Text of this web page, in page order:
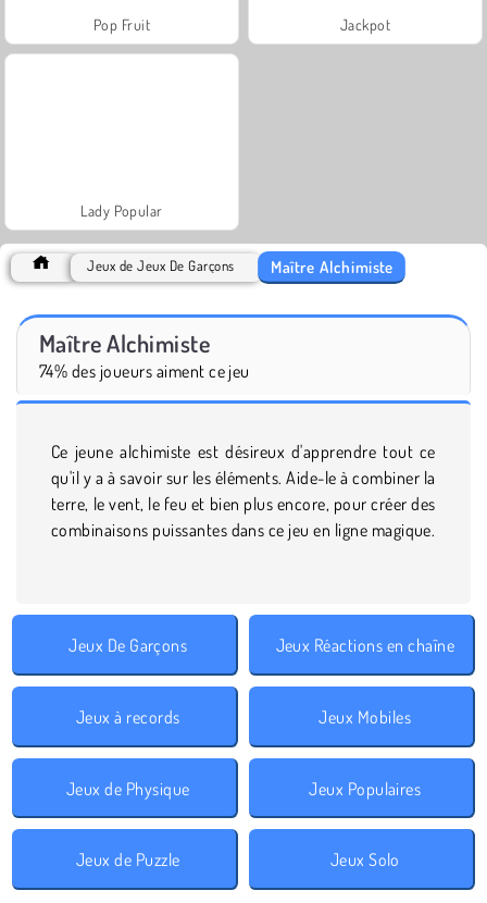
Pop Fruit Jackpot
Lady Popular
Jeux de Jeux De Garçons Maître Alchimiste
Maître Alchimiste
74% des joueurs aiment ce jeu
Ce jeune alchimiste est désireux d'apprendre tout ce
qu'il y a à savoir sur les éléments. Aide-le à combiner la
terre, le vent, le feu et bien plus encore, pour créer des
combinaisons puissantes dans ce jeu en ligne magique.
Jeux De Garçons Jeux Réactions en chaîne
Jeux à records Jeux Mobiles
Jeux de Physique Jeux Populaires
Jeux de Puzzle Jeux Solo